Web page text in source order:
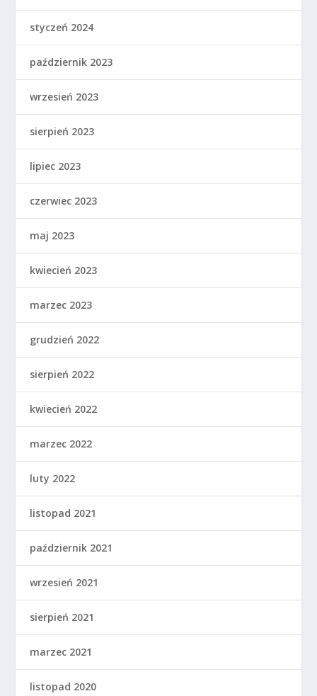
styczeń 2024
październik 2023
wrzesień 2023
sierpień 2023
lipiec 2023
czerwiec 2023
maj 2023
kwiecień 2023
marzec 2023
grudzień 2022
sierpień 2022
kwiecień 2022
marzec 2022
luty 2022
listopad 2021
październik 2021
wrzesień 2021
sierpień 2021
marzec 2021
listopad 2020